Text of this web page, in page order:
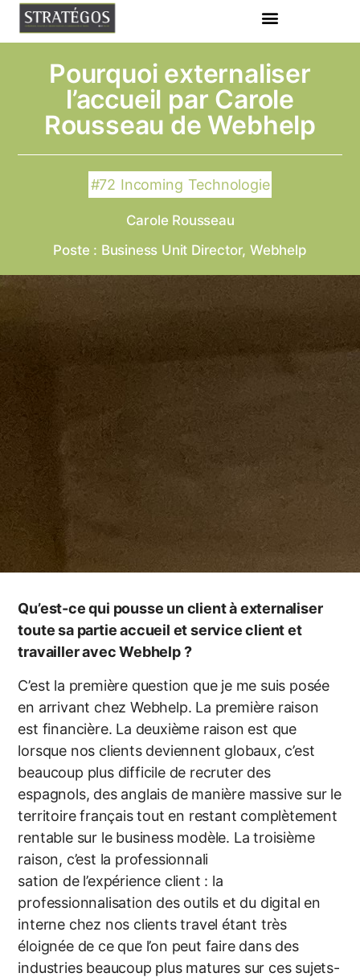
Pourquoi externaliser
l’accueil par Carole
Rousseau de Webhelp
#72 Incoming Technologie
Carole Rousseau
Poste : Business Unit Director, Webhelp
Qu’est-ce qui pousse un client à externaliser
toute sa partie accueil et service client et
travailler avec Webhelp ?
C’est la première question que je me suis posée
en arrivant chez Webhelp. La première raison
est financière. La deuxième raison est que
lorsque nos clients deviennent globaux, c’est
beaucoup plus difficile de recruter des
espagnols, des anglais de manière massive sur le
territoire français tout en restant complètement
rentable sur le business modèle. La troisième
raison, c’est la professionnali
sation de l’expérience client : la
professionnalisation des outils et du digital en
interne chez nos clients travel étant très
éloignée de ce que l’on peut faire dans des
industries beaucoup plus matures sur ces sujets-